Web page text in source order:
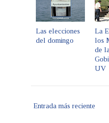
Las elecciones
del domingo
La
los
de
UV
Entrada más reciente